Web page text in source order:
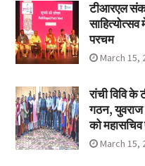
टीआरएल
साहित्योत्सव
परचम
March 15,
रांची विवि
गठन, युवराज
को महासचिव
March 15,